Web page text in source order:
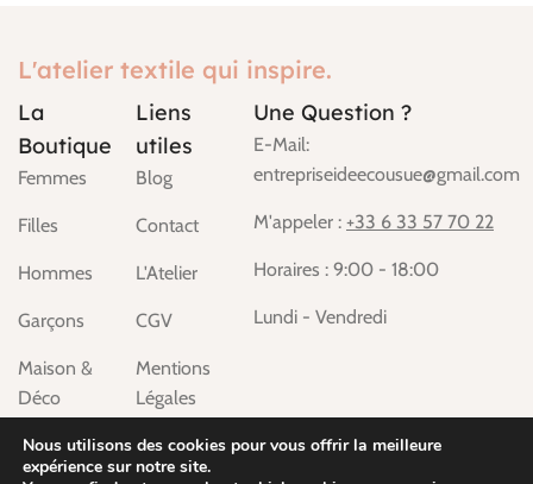
L'atelier textile qui inspire.
La
Boutique
Femmes
Filles
Hommes
Garçons
Maison &
Déco
Chiens &
Chats
Liens
utiles
Blog
Contact
L'Atelier
CGV
Mentions
Légales
Une Question ?
E-Mail:
entrepriseideecousue@gmail.com
M'appeler : +33 6 33 57 70 22
Horaires : 9:00 - 18:00
Lundi - Vendredi
Nous utilisons des cookies pour vous offrir la meilleure
expérience sur notre site.